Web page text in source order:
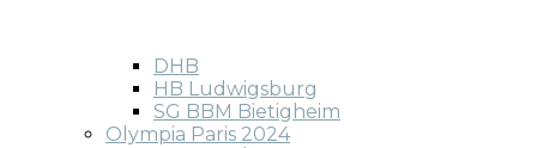
DHB
HB Ludwigsburg
SG BBM Bietigheim
Olympia Paris 2024